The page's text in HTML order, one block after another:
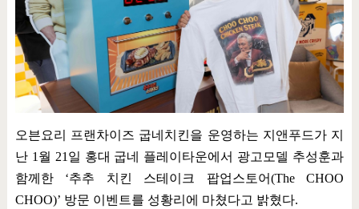
오븐요리 프랜차이즈 굽네치킨을 운영하는 지앤푸드가 지
난 1 월 21 일 홍대 굽네 플레이타운에서 광고모델 추성훈과
함께한 ‘추추 치킨 스테이크 팝업스토어(The CHOO
CHOO)’ 방문 이벤트를 성황리에 마쳤다고 밝혔다.